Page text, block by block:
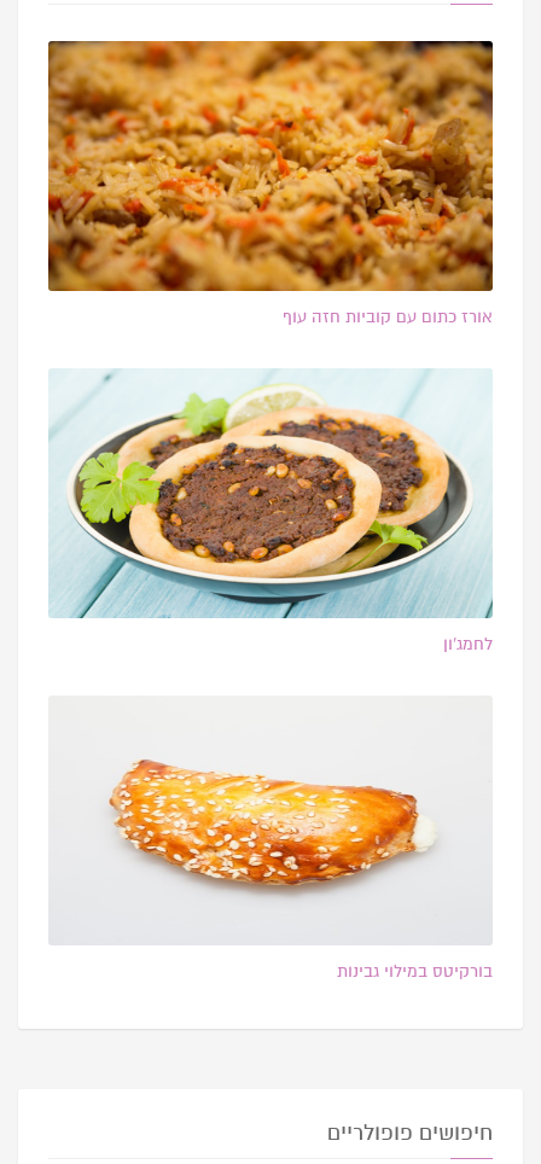
אורז כתום עם קוביות חזה עוף
לחמג’ון
בורקיטס במילוי גבינות
חיפושים פופולריים